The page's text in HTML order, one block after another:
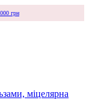
грн
міцелярна